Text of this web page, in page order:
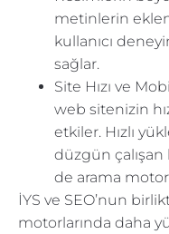
metinlerin
kullanıcı
sağlar.
Site Hızı ve
web sitenizin
etkiler. Hızlı
düzgün çalışan
de arama
İYS ve SEO’nun
motorlarında daha